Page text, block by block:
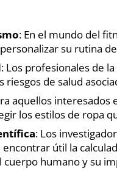
: En el mundo del
su rutina
: Los profesionales de
riesgos de salud
aquellos
los estilos de ropa
: Los
útil la
humano y su